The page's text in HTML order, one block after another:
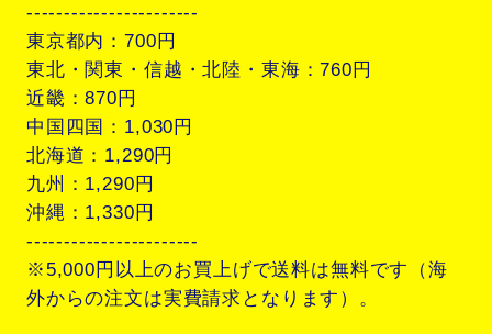
-----------------------
東京都内：700円
東北・関東・信越・北陸・東海：760円
近畿：870円
中国四国：1,030円
北海道：1,290円
九州：1,290円
沖縄：1,330円
-----------------------
※5,000円以上のお買上げで送料は無料です（海
外からの注文は実費請求となります）。